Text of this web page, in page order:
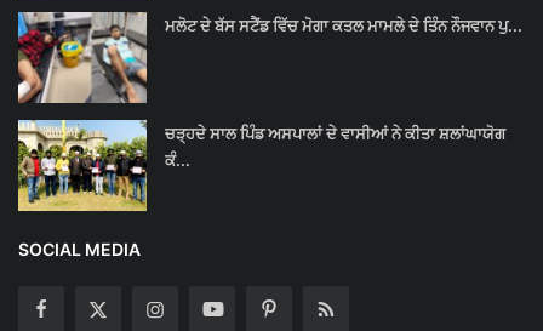
ਮਲੋਟ ਦੇ ਬੱਸ ਸਟੈਂਡ ਵਿੱਚ ਮੋਗਾ ਕਤਲ ਮਾਮਲੇ ਦੇ ਤਿੰਨ ਨੌਜਵਾਨ ਪੁ...
ਚੜ੍ਹਦੇ ਸਾਲ ਪਿੰਡ ਅਸਪਾਲਾਂ ਦੇ ਵਾਸੀਆਂ ਨੇ ਕੀਤਾ ਸ਼ਲਾਂਘਾਯੋਗ
ਕੰ...
SOCIAL MEDIA